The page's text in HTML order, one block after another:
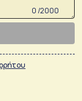
0 /2000